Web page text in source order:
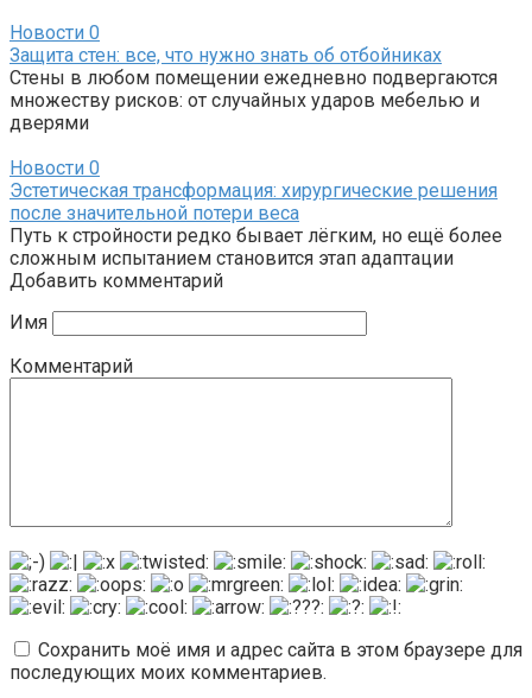
Новости 0
Защита стен: все, что нужно знать об отбойниках
Стены в любом помещении ежедневно подвергаются
множеству рисков: от случайных ударов мебелью и
дверями
Новости 0
Эстетическая трансформация: хирургические решения
после значительной потери веса
Путь к стройности редко бывает лёгким, но ещё более
сложным испытанием становится этап адаптации
Добавить комментарий
Имя
Комментарий
Сохранить моё имя и адрес сайта в этом браузере для
последующих моих комментариев.